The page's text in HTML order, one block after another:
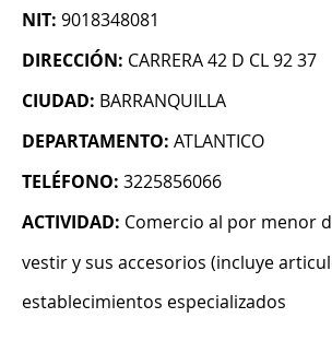
NIT: 9018348081
DIRECCIÓN: CARRERA 42 D CL 92 37
CIUDAD: BARRANQUILLA
DEPARTAMENTO: ATLANTICO
TELÉFONO: 3225856066
ACTIVIDAD: Comercio al por menor
vestir y sus accesorios (incluye
establecimientos especializados